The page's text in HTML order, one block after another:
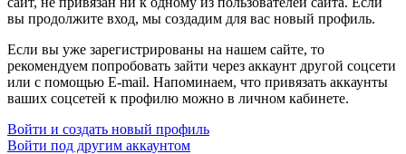
вы продолжите вход, мы создадим для вас новый профиль.
Если вы уже зарегистрированы на нашем сайте, то
рекомендуем попробовать зайти через аккаунт другой соцсети
или с помощью E-mail. Напоминаем, что привязать аккаунты
ваших соцсетей к профилю можно в личном кабинете.
Войти и создать новый профиль
Войти под другим аккаунтом